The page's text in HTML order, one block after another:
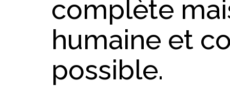
complète
humaine et
possible.